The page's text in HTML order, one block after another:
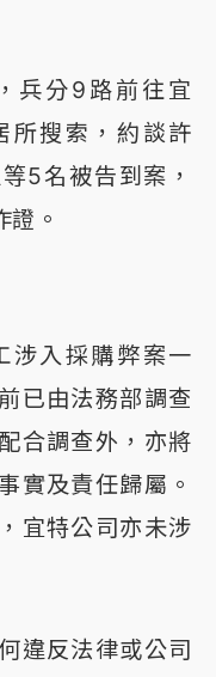
兵分9路前往宜
所搜索，約談許
5名被告到案，
。
涉入採購弊案一
已由法務部調查
合調查外，亦將
實及責任歸屬。
宜特公司亦未涉
違反法律或公司